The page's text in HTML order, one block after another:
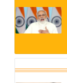
News in
Hindi
Hindi
News
जगत
विशेषज्ञ
बजट
खेल